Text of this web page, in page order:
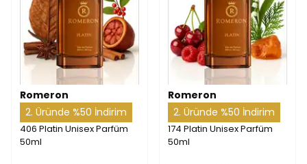
Romeron
2. Üründe %50 İndirim
406 Platin Unisex Parfüm
50ml
Romeron
2. Üründe %50 İndirim
174 Platin Unisex Parfüm
50ml